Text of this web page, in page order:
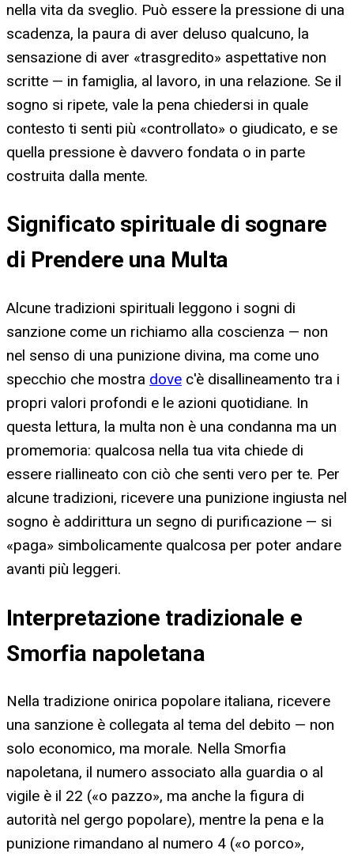
nella vita da sveglio. Può essere la pressione di una
scadenza, la paura di aver deluso qualcuno, la
sensazione di aver «trasgredito» aspettative non
scritte — in famiglia, al lavoro, in una relazione. Se il
sogno si ripete, vale la pena chiedersi in quale
contesto ti senti più «controllato» o giudicato, e se
quella pressione è davvero fondata o in parte
costruita dalla mente.
Significato spirituale di sognare
di Prendere una Multa
Alcune tradizioni spirituali leggono i sogni di
sanzione come un richiamo alla coscienza — non
nel senso di una punizione divina, ma come uno
specchio che mostra dove c'è disallineamento tra i
propri valori profondi e le azioni quotidiane. In
questa lettura, la multa non è una condanna ma un
promemoria: qualcosa nella tua vita chiede di
essere riallineato con ciò che senti vero per te. Per
alcune tradizioni, ricevere una punizione ingiusta nel
sogno è addirittura un segno di purificazione — si
«paga» simbolicamente qualcosa per poter andare
avanti più leggeri.
Interpretazione tradizionale e
Smorfia napoletana
Nella tradizione onirica popolare italiana, ricevere
una sanzione è collegata al tema del debito — non
solo economico, ma morale. Nella Smorfia
napoletana, il numero associato alla guardia o al
vigile è il 22 («o pazzo», ma anche la figura di
autorità nel gergo popolare), mentre la pena e la
punizione rimandano al numero 4 («o porco»,